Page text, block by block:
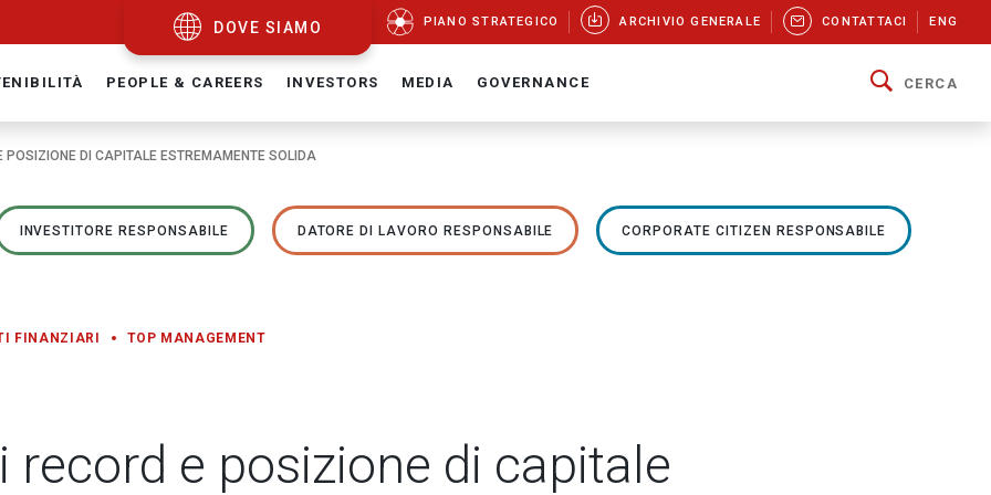
DOVE SIAMO PIANO STRATEGICO ARCHIVIO GENERALE CONTATTACI ENG
PEOPLE & CAREERS INVESTORS MEDIA GOVERNANCE CERCA
POSIZIONE DI CAPITALE ESTREMAMENTE SOLIDA
INVESTITORE RESPONSABILE DATORE DI LAVORO RESPONSABILE CORPORATE CITIZEN RESPONSABILE
FINANZIARI TOP MANAGEMENT
record e posizione di capitale